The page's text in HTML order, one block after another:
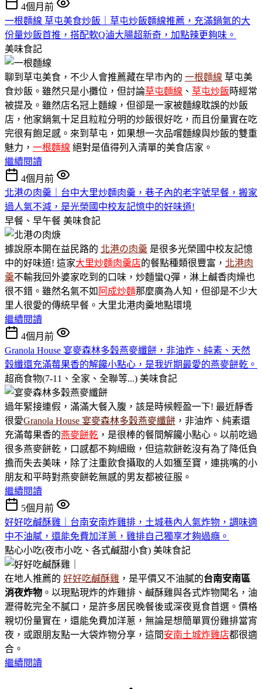
4個月前
一根麵線 草屯美食炒飯｜草屯炒飯麵線推薦，充滿鍋氣的大
份量炒飯首推，搭配軟Q滷大腸超新奇，加點辣更夠味。
美味食記
聊到草屯美食，不少人會推薦藏在早市內的 一根麵線 草屯美
食炒飯。雖然只是小攤位，但討論草屯麵線 、 草屯炒飯時經常
被提及。雖然店名冠上麵線，但卻是一家被麵線耽誤的炒飯
店，他家鍋氣十足且粒粒分明的炒飯很好吃，而且份量實在吃
完很有飽足感。來到草屯，如果想一次品嚐麵線與炒飯的雙重
魅力， 一根麵線 絕對是值得列入清單的美食店家。
繼續閱讀
4個月前
北港の肉羹｜台中大里炒麵肉羹，巷子內的老字號早餐，搬家
過人氣不減，是光榮國中校友記憶中的好味道!
早餐、早午餐 美味食記
據說原本開在益民路的 北港の肉羹 是很多光榮國中校友記憶
中的好味道! 這家大里炒麵肉羹店的餐點種類很豐富， 北港肉
羹不輸我回外婆家吃到的口味，炒麵蠻Q彈，淋上鹹香肉燥也
很不錯。雖然名氣不如 阿成炒麵那麼廣為人知，但卻是不少大
里人很愛的傳統早餐。大里北港肉羹地點環境
繼續閱讀
4個月前
Granola House 宴麥森林多穀燕麥纖餅，非油炸、純素、天然
穀纖還充滿莓果香的解饞小點心，是我近期最愛的燕麥餅乾。
超商食物(7-11、全家、全聯等...) 美味食記
過年緊接連假，滿滿大餐入腹，該是時候輕盈一下! 最近靜香
很愛Granola House 宴麥森林多穀燕麥纖餅 ，非油炸、純素還
充滿莓果香的燕麥餅乾 ，是很棒的餐間解饞小點心。以前吃過
很多燕麥餅乾，口感都不夠細緻，但這款餅乾沒有為了降低負
擔而失去美味，除了注重飲食攝取的人如獲至寶，連挑嘴的小
朋友和平時對燕麥餅乾無感的男友都被征服。
繼續閱讀
5個月前
好好吃鹹酥雞｜台南安南炸雞排，土城巷內人氣炸物，調味適
中不油膩，還能免費加洋蔥，雞排自己獨享才夠過癮。
點心小吃(夜市小吃、各式鹹甜小食) 美味食記
在地人推薦的 好好吃鹹酥雞 ，是平價又不油膩的台南安南區
消夜炸物 。以現點現炸的炸雞排、鹹酥雞與各式炸物聞名，油
瀝得乾完全不膩口，是許多居民晚餐後或深夜覓食首選。價格
親切份量實在，還能免費加洋蔥，無論是想簡單買份雞排當宵
夜，或跟朋友點一大袋炸物分享，這間安南土城炸雞店都很適
合。
繼續閱讀